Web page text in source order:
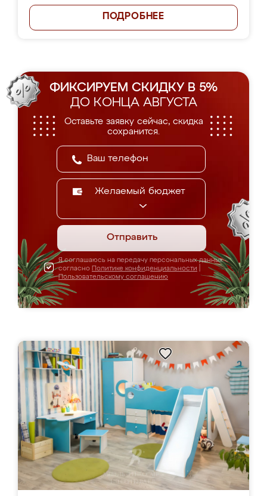
ПОДРОБНЕЕ
ФИКСИРУЕМ СКИДКУ В 5%
ДО КОНЦА АВГУСТА
Оставьте заявку сейчас, скидка
сохранится.
Желаемый бюджет
Отправить
Я соглашаюсь на передачу персональных данных
согласно Политике конфиденциальности
Пользовательскому соглашению